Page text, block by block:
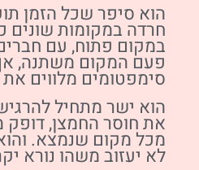
הוא סיפר שכל הזמן
חרדה במקומות שונים
במקום פתוח, עם
פעם המקום משתנה,
סימפטומים מלווים
הוא ישר מתחיל
את חוסר החמצן, דופק
מכל מקום שנמצא.
לא יעזוב משהו נורא